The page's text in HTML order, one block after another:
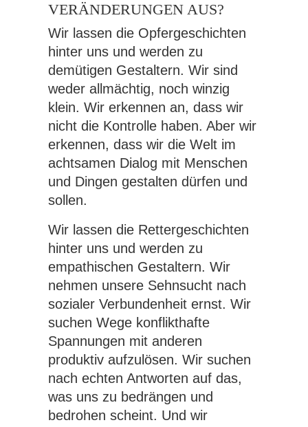
VERÄNDERUNGEN AUS?
Wir lassen die Opfergeschichten
hinter uns und werden zu
demütigen Gestaltern. Wir sind
weder allmächtig, noch winzig
klein. Wir erkennen an, dass wir
nicht die Kontrolle haben. Aber wir
erkennen, dass wir die Welt im
achtsamen Dialog mit Menschen
und Dingen gestalten dürfen und
sollen.
Wir lassen die Rettergeschichten
hinter uns und werden zu
empathischen Gestaltern. Wir
nehmen unsere Sehnsucht nach
sozialer Verbundenheit ernst. Wir
suchen Wege konflikthafte
Spannungen mit anderen
produktiv aufzulösen. Wir suchen
nach echten Antworten auf das,
was uns zu bedrängen und
bedrohen scheint. Und wir